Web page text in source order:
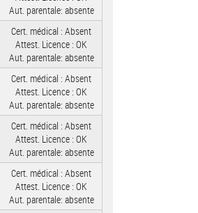
Aut. parentale: absente
Cert. médical : Absent
Attest. Licence : OK
Aut. parentale: absente
Cert. médical : Absent
Attest. Licence : OK
Aut. parentale: absente
Cert. médical : Absent
Attest. Licence : OK
Aut. parentale: absente
Cert. médical : Absent
Attest. Licence : OK
Aut. parentale: absente